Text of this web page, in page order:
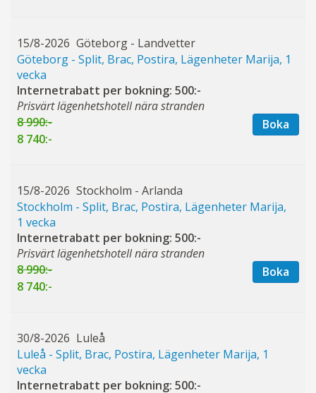
15/8-2026 Göteborg - Landvetter
Göteborg - Split, Brac, Postira, Lägenheter Marija, 1
vecka
Internetrabatt per bokning: 500:-
Prisvärt lägenhetshotell nära stranden
8 990:-
8 740:-
Boka
15/8-2026 Stockholm - Arlanda
Stockholm - Split, Brac, Postira, Lägenheter Marija,
1 vecka
Internetrabatt per bokning: 500:-
Prisvärt lägenhetshotell nära stranden
8 990:-
8 740:-
Boka
30/8-2026 Luleå
Luleå - Split, Brac, Postira, Lägenheter Marija, 1
vecka
Internetrabatt per bokning: 500:-